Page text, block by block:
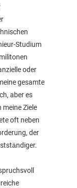
Studium
oder
gesamte
aber es
meine Ziele
oft neben
der